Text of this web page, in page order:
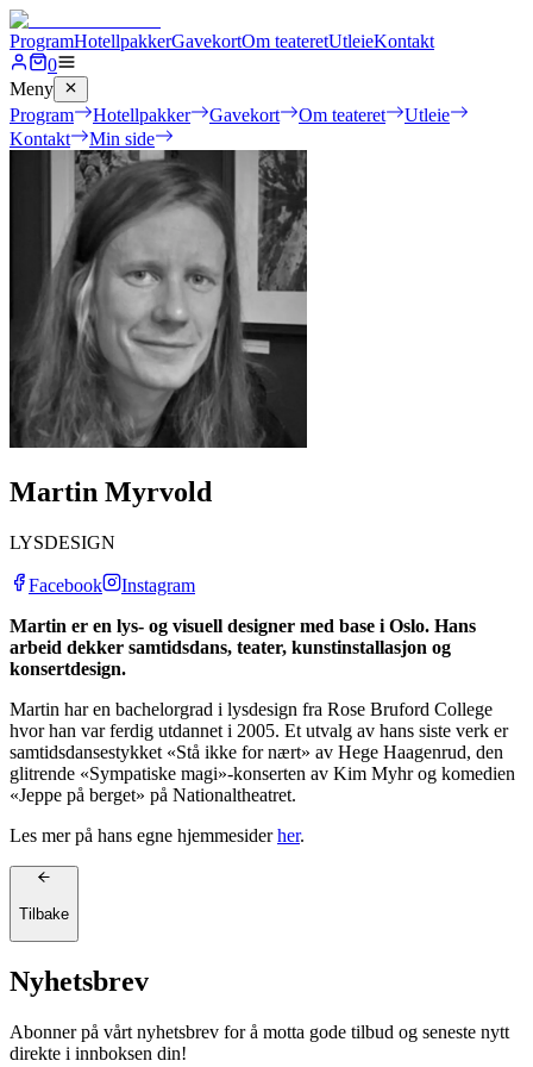
ProgramHotellpakkerGavekortOm teateretUtleieKontakt
0
Meny
Program
Hotellpakker Gavekort Om teateret
Utleie
Kontakt
Min side
Martin Myrvold
LYSDESIGN
Facebook
Instagram
Martin er en lys- og visuell designer med base i Oslo. Hans
arbeid dekker samtidsdans, teater, kunstinstallasjon og
konsertdesign.
Martin har en bachelorgrad i lysdesign fra Rose Bruford College
hvor han var ferdig utdannet i 2005. Et utvalg av hans siste verk er
samtidsdansestykket «Stå ikke for nært» av Hege Haagenrud, den
glitrende «Sympatiske magi»-konserten av Kim Myhr og komedien
«Jeppe på berget» på Nationaltheatret.
Les mer på hans egne hjemmesiderher.
Tilbake
Nyhetsbrev
Abonner på vårt nyhetsbrev for å motta gode tilbud og seneste nytt
direkte i innboksen din!